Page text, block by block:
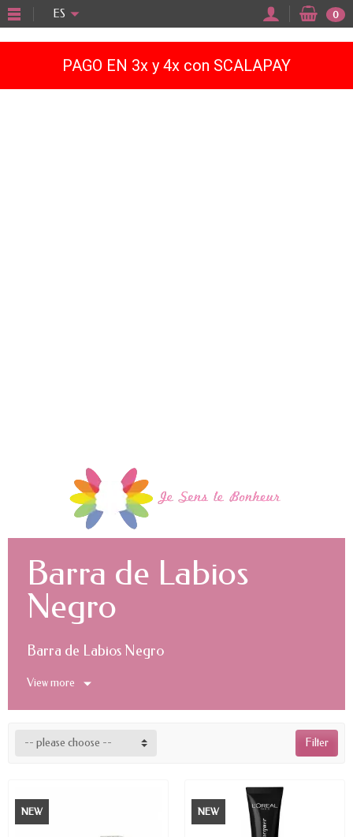
PAGO EN 3x y 4x con SCALAPAY
ES 0
Barra de Labios
Negro
Barra de Labios Negro
View more
Filter
-- please choose --
NEW NEW